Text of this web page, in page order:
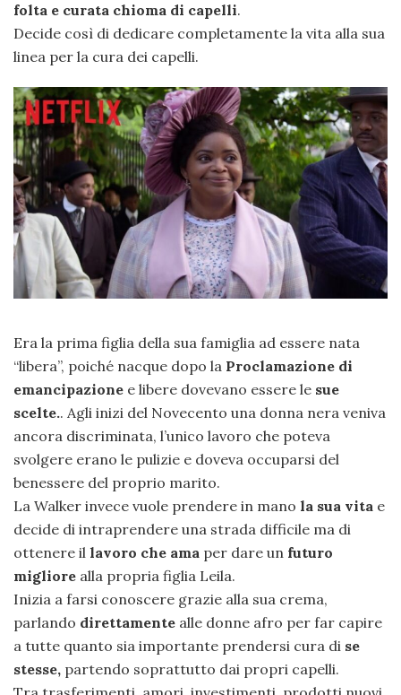
folta e curata chioma di capelli.
Decide così di dedicare completamente la vita alla sua
linea per la cura dei capelli.
Era la prima figlia della sua famiglia ad essere nata
“libera”, poiché nacque dopo la Proclamazione di
emancipazione e libere dovevano essere le sue
scelte.. Agli inizi del Novecento una donna nera veniva
ancora discriminata, l’unico lavoro che poteva
svolgere erano le pulizie e doveva occuparsi del
benessere del proprio marito.
La Walker invece vuole prendere in mano la sua vita e
decide di intraprendere una strada difficile ma di
ottenere il lavoro che ama per dare un futuro
migliore alla propria figlia Leila.
Inizia a farsi conoscere grazie alla sua crema,
parlando direttamente alle donne afro per far capire
a tutte quanto sia importante prendersi cura di se
stesse, partendo soprattutto dai propri capelli.